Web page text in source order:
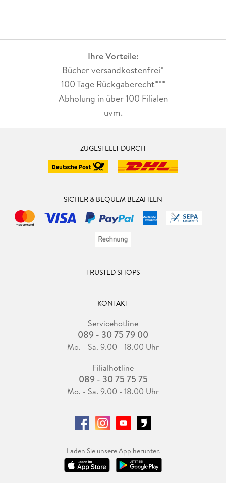
Ihre Vorteile:
Bücher versandkostenfrei*
100 Tage Rückgaberecht***
Abholung in über 100 Filialen
uvm.
ZUGESTELLT DURCH
SICHER & BEQUEM BEZAHLEN
TRUSTED SHOPS
KONTAKT
Servicehotline
089 - 30 75 79 00
Mo. - Sa. 9.00 - 18.00 Uhr
Filialhotline
089 - 30 75 75 75
Mo. - Sa. 9.00 - 18.00 Uhr
Laden Sie unsere App herunter.